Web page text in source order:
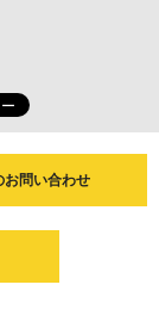
お問い合わせ